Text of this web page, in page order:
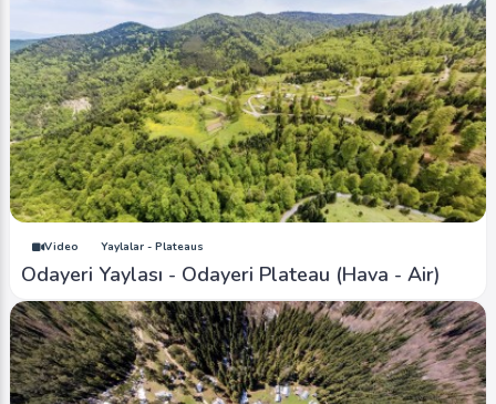
Video Yaylalar - Plateaus
Odayeri Yaylası - Odayeri Plateau (Hava - Air)